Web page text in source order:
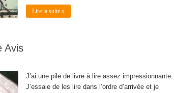
Lire la suite »
Avis
J’ai une pile de livre à lire assez impressionnante.
J’essaie de les lire dans l’ordre d’arrivée et je